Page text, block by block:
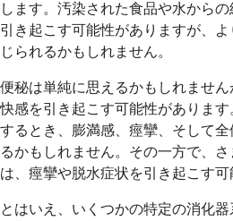
します。汚染された食品や水から
引き起こす可能性がありますが、
じられるかもしれません。
便秘は単純に思えるかもしれません
快感を引き起こす可能性がありま
するとき、膨満感、痙攣、そして
るかもしれません。その一方で、
は、痙攣や脱水症状を引き起こす可
とはいえ、いくつかの特定の消化